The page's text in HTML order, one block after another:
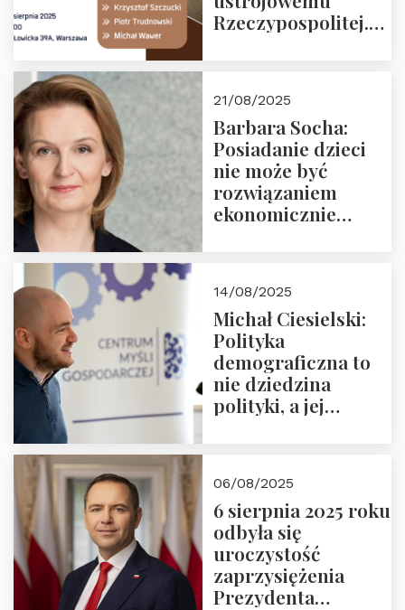
Rzeczypospolitej.
Nowego
Ćwierćwiecza”
21/08/2025
Barbara Socha:
Posiadanie dzieci
nie może być
rozwiązaniem
ekonomicznie
14/08/2025
Michał Ciesielski:
Polityka
demograficzna to
nie dziedzina
polityki, a jej
06/08/2025
6 sierpnia 2025 roku
odbyła się
uroczystość
zaprzysiężenia
Prezydenta